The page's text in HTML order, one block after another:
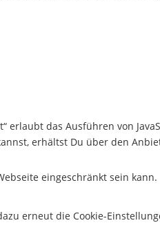
das Ausführen von
erhältst Du über den
eingeschränkt sein kann.
erneut die Cookie-